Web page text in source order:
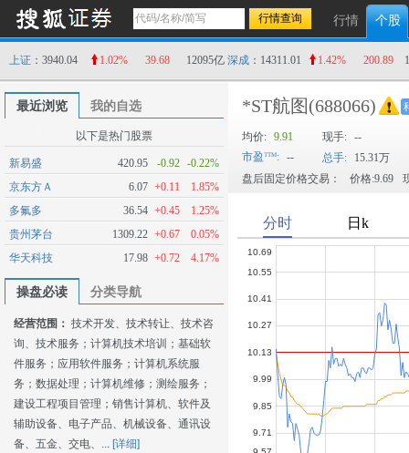
行情 个股
上证 ：3940.04 1.02% 39.68 12095亿 深成 ：14311.01 1.42% 200.89
最近浏览 我的自选
以下是热门股票
新易盛 420.95 -0.92 -0.22%
京东方Ａ
6.07 +0.11
1.85%
多氟多
36.54 +0.45
1.25%
贵州茅台
1309.22 +0.67
0.05%
华天科技
17.98 +0.72 4.17%
操盘必读 分类导航
经营范围： 技术开发、技术转让、技术咨
询、技术服务；计算机技术培训；基础软
件服务；应用软件服务；计算机系统服
务；数据处理；计算机维修；测绘服务；
建设工程项目管理；销售计算机、软件及
辅助设备、电子产品、机械设备、通讯设
备、五金、交电、... [详细]
*ST航图(688066)
均价: 9.91 现手: --
市盈
: -- 总手:
15.31万
盘后固定价格交易：
价格:9.69